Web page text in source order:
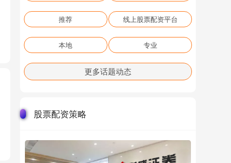
推荐 线上股票配资平台
本地 专业
更多话题动态
股票配资策略